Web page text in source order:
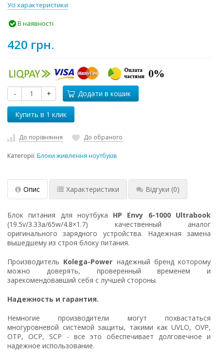
Усі характеристики
В наявності
420 грн.
- + Додати в кошик
До порівняння До обраного
Категорії: Блоки живлення ноутбуків
Опис Характеристики Відгуки (0)
Блок питания для ноутбука HP Envy 6-1000 Ultrabook
(19.5v/3.33a/65w/4.8×1.7) качественный аналог
оригинального зарядного устройства. Надежная замена
вышедшему из строя блоку питания.
Производитель Kolega-Power надежный бренд которому
можно доверять, проверенный временем и
зарекомендовавший себя с лучшей стороны.
Надежность и гарантия.
Немногие производители могут похвастаться
многуровневой системой защиты, такими как UVLO, OVP,
OTP, OCP, SCP - все это обеспечивает долговечное и
надежное использование.